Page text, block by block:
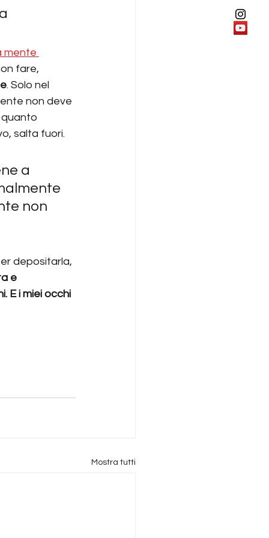
mente
fare,
. Solo nel
non deve
quanto
salta fuori.
a
non
depositarla,
e
E i miei occhi
Mostra tutti